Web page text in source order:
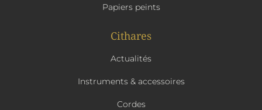
Papiers peints
Cithares
Actualités
Instruments & accessoires
Cordes